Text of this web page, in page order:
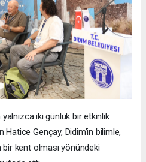
yalnızca iki günlük bir etkinlik
Hatice Gençay, Didim’in bilimle,
kent olması yönündeki